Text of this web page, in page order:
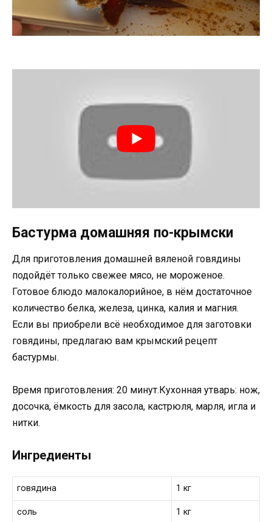
Бастурма домашняя по-крымски
Для приготовления домашней вяленой говядины
подойдёт только свежее мясо, не мороженое.
Готовое блюдо малокалорийное, в нём достаточное
количество белка, железа, цинка, калия и магния.
Если вы приобрели всё необходимое для заготовки
говядины, предлагаю вам крымский рецепт
бастурмы.
Время приготовления: 20 минут.Кухонная утварь: нож,
досочка, ёмкость для засола, кастрюля, марля, игла и
нитки.
Ингредиенты
говядина 1 кг
соль 1 кг